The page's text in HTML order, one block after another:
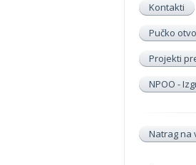
Kontakti
Pučko
Projekti
NPOO -
Natrag na